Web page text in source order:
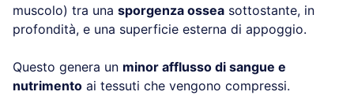
muscolo) tra una sporgenza ossea sottostante, in
profondità, e una superficie esterna di appoggio.
Questo genera un minor afflusso di sangue e
nutrimento ai tessuti che vengono compressi.